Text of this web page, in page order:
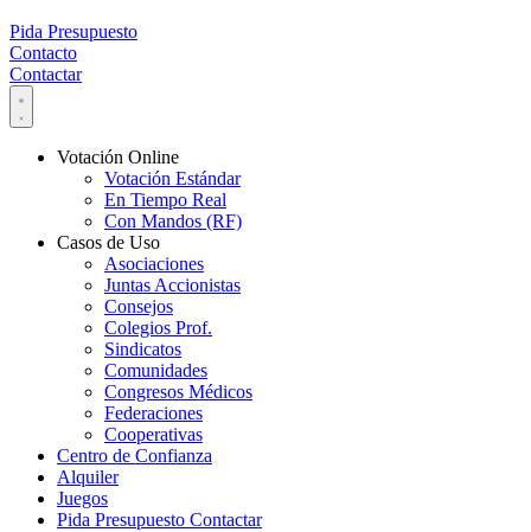
Pida Presupuesto
Contacto
Contactar
Votación Online
Votación Estándar
En Tiempo Real
Con Mandos (RF)
Casos de Uso
Asociaciones
Juntas Accionistas
Consejos
Colegios Prof.
Sindicatos
Comunidades
Congresos Médicos
Federaciones
Cooperativas
Centro de Confianza
Alquiler
Juegos
Pida Presupuesto Contactar